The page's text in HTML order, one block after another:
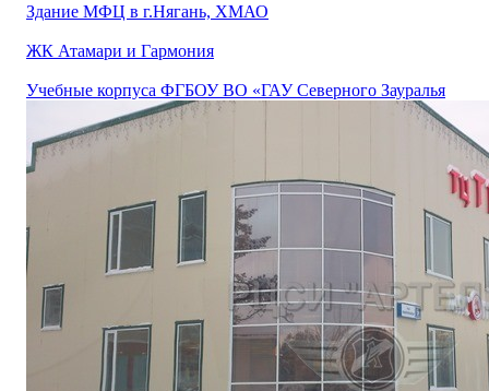
Здание МФЦ в г.Нягань, ХМАО
ЖК Атамари и Гармония
Учебные корпуса ФГБОУ ВО «ГАУ Северного Зауралья